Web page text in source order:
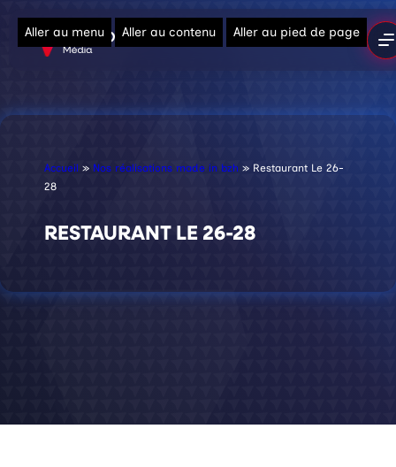
Aller au menu Aller au contenu Aller au pied de page
Accueil » Nos réalisations made in bzh » Restaurant Le 26-
28
RESTAURANT LE 26-28